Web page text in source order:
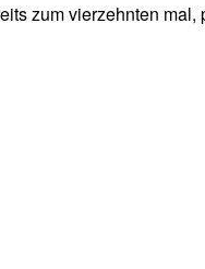
zum vierzehnten